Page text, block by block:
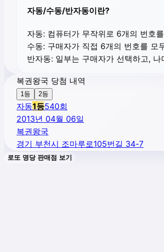
자동/수동/반자동이란?
자동: 컴퓨터가 무작위로 6개의 번호
수동: 구매자가 직접 6개의 번호를 모
반자동: 일부는 구매자가 선택하고,
복권왕국 당첨 내역
1등 2등
자동1등540회
2013년 04월 06일
복권왕국
경기 부천시 조마루로105번길 34-7
로또 명당 판매점 보기